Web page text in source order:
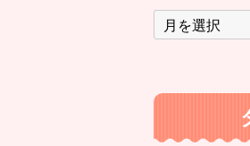
ア
ー
ブ